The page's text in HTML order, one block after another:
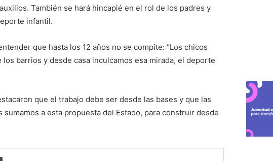
También se hará hincapié en el rol de los padres y
infantil.
que hasta los 12 años no se compite: “Los chicos
barrios y desde casa inculcamos esa mirada, el deporte
que el trabajo debe ser desde las bases y que las
a esta propuesta del Estado, para construir desde